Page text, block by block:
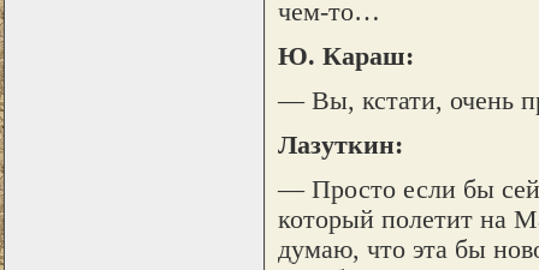
чем-то…
Ю. Караш:
— Вы, кстати, очень
Лазуткин:
— Просто если бы
который полетит на
думаю, что эта бы